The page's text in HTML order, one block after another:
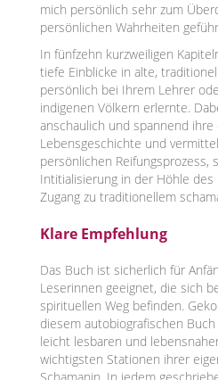
mich persönlich sehr zum
persönlichen Wahrheiten
In fünfzehn kurzweiligen
tiefe Einblicke in alte,
persönlich bei Ihrem Lehrer
indigenen Völkern erlernte.
anschaulich und spannend ihre
Lebensgeschichte und
persönlichen Reifungsprozess,
Intitialisierung in der Höhle des
Zugang zu traditionellem
Klare Empfehlung
Das Buch ist sicherlich für
Leserinnen geeignet, die sich
spirituellen Weg befinden.
diesem autobiografischen
leicht lesbaren und
wichtigsten Stationen ihrer